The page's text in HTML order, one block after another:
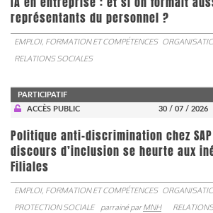
représentants du personnel ?
EMPLOI, FORMATION ET COMPÉTENCES
RELATIONS SOCIALES
PARTICIPATIF
ACCÈS PUBLIC
30 / 07 / 2026
Politique anti-discrimination chez
discours d’inclusion se heurte aux
Filiales
EMPLOI, FORMATION ET COMPÉTENCES
PROTECTION SOCIALE
parrainé parMNH